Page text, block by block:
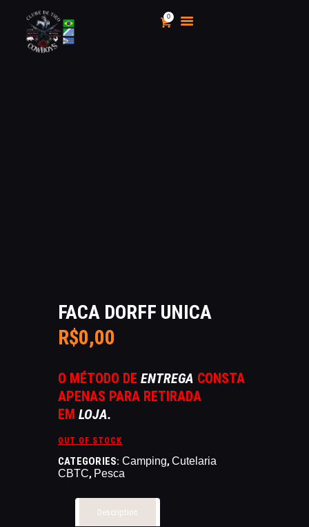
0
CLUBE DE TIRO COWBOYS
CATÁLAGOS
COMPETIÇOES
TIRE ALGUMAS DÚVIDAS
AQUI
RANKING
CERTIFICADO DE CURSOS E
PARTICIPAÇÃO
ESTATUTO
PARCEIROS
MANEJO DO JAVALI
FACA DORFF UNICA
R$0,00
O MÉTODO DE ENTREGA CONSTA
APENAS PARA RETIRADA
EM LOJA.
OUT OF STOCK
CATEGORIES: Camping,Cutelaria
CBTC, Pesca
Description